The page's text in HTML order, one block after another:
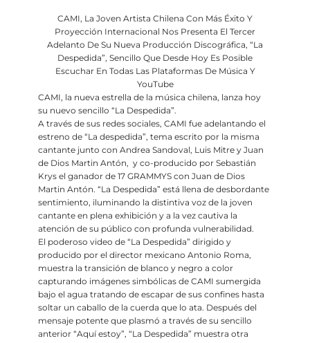
CAMI, La Joven Artista Chilena Con Más Éxito Y
Proyección Internacional Nos Presenta El Tercer
Adelanto De Su Nueva Producción Discográfica, “La
Despedida”, Sencillo Que Desde Hoy Es Posible
Escuchar En Todas Las Plataformas De Música Y
YouTube
CAMI, la nueva estrella de la música chilena, lanza hoy
su nuevo sencillo “La Despedida”.
A través de sus redes sociales, CAMI fue adelantando el
estreno de “La despedida”, tema escrito por la misma
cantante junto con Andrea Sandoval, Luis Mitre y Juan
de Dios Martin Antón, y co-producido por Sebastián
Krys el ganador de 17 GRAMMYS con Juan de Dios
Martin Antón. “La Despedida” está llena de desbordante
sentimiento, iluminando la distintiva voz de la joven
cantante en plena exhibición y a la vez cautiva la
atención de su público con profunda vulnerabilidad.
El poderoso video de “La Despedida” dirigido y
producido por el director mexicano Antonio Roma,
muestra la transición de blanco y negro a color
capturando imágenes simbólicas de CAMI sumergida
bajo el agua tratando de escapar de sus confines hasta
soltar un caballo de la cuerda que lo ata. Después del
mensaje potente que plasmó a través de su sencillo
anterior “Aquí estoy”, “La Despedida” muestra otra